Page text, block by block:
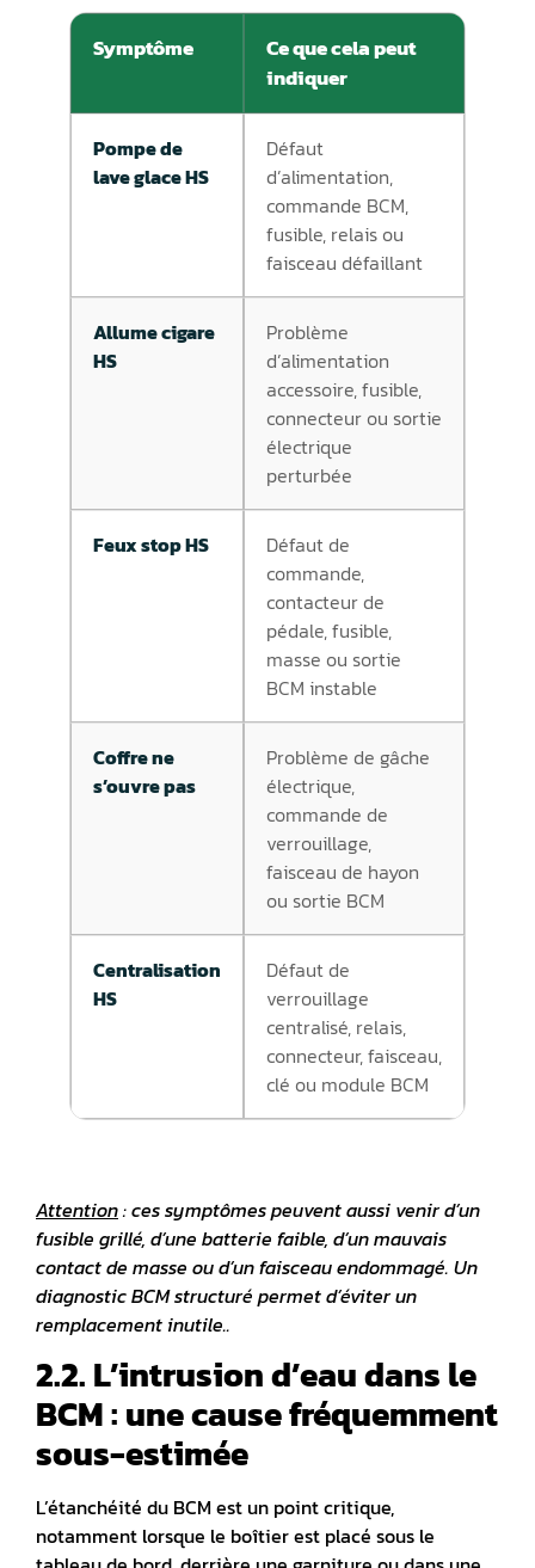
Symptôme
Ce que cela peut
indiquer
Pompe de
lave glace HS
Défaut
d’alimentation,
commande BCM,
fusible, relais ou
faisceau défaillant
Allume cigare
HS
Problème
d’alimentation
accessoire, fusible,
connecteur ou sortie
électrique
perturbée
Feux stop HS
Défaut de
commande,
contacteur de
pédale, fusible,
masse ou sortie
BCM instable
Coffre ne
s’ouvre pas
Problème de gâche
électrique,
commande de
verrouillage,
faisceau de hayon
ou sortie BCM
Centralisation
HS
Défaut de
verrouillage
centralisé, relais,
connecteur, faisceau,
clé ou module BCM
Attention:ces symptômes peuvent aussi venir d’un
fusible grillé, d’une batterie faible, d’un mauvais
contact de masse ou d’un faisceau endommagé. Un
diagnostic BCM structuré permet d’éviter un
remplacement inutile..
2.2. L’intrusion d’eau dans le
BCM : une cause fréquemment
sous-estimée
L’étanchéité du BCM est un point critique,
notamment lorsque le boîtier est placé sous le